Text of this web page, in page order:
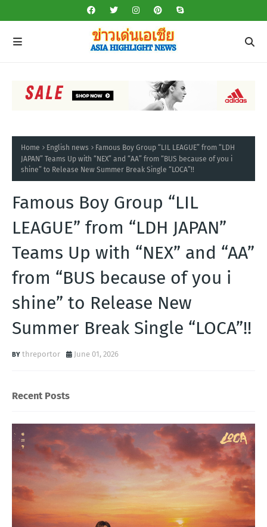
Home English news
Famous Boy Group “LIL LEAGUE” from “LDH
JAPAN” Teams Up with “NEX” and “AA” from “BUS because of you i
shine” to Release New Summer Break Single “LOCA”!!
Famous Boy Group “LIL
LEAGUE” from “LDH JAPAN”
Teams Up with “NEX” and “AA”
from “BUS because of you i
shine” to Release New
Summer Break Single “LOCA”!!
threportor June 01, 2026
Recent Posts